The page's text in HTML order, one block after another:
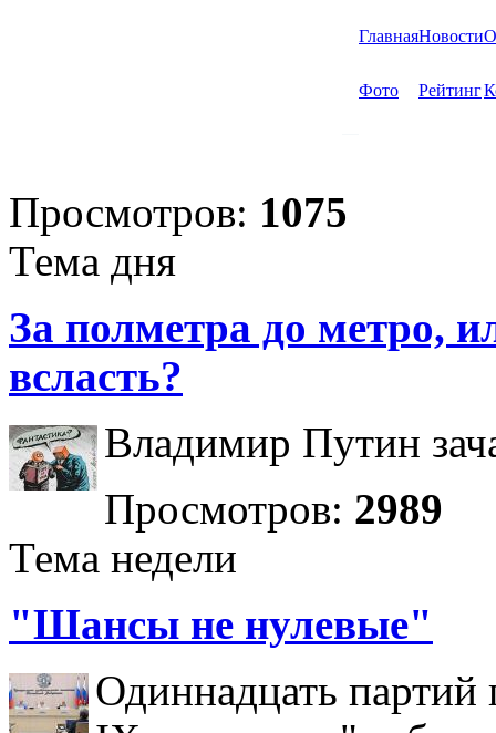
ГлавнаяНовости
Фото Рейтинг
Просмотров: 1075
Тема дня
За полметра до метро,
всласть?
Владимир Путин
Просмотров: 2989
Тема недели
"Шансы не нулевые"
Одиннадцать партий